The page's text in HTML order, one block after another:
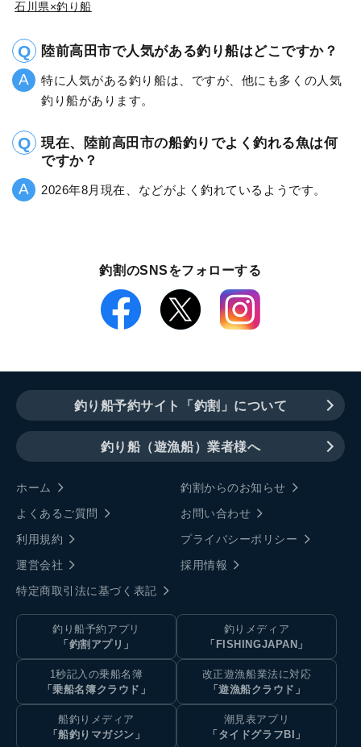
石川県×釣り船
陸前高田市で人気がある釣り船はどこですか？
特に人気がある釣り船は、ですが、他にも多くの人気
釣り船があります。
現在、陸前高田市の船釣りでよく釣れる魚は何
ですか？
2026年8月現在、などがよく釣れているようです。
釣割のSNSをフォローする
釣り船予約サイト「釣割」について
釣り船（遊漁船）業者様へ
ホーム
釣割からのお知らせ
よくあるご質問
お問い合わせ
利用規約
プライバシーポリシー
運営会社
採用情報
特定商取引法に基づく表記
釣り船予約アプリ
「釣割アプリ」
釣りメディア
「FISHINGJAPAN」
1秒記入の乗船名簿
「乗船名簿クラウド」
改正遊漁船業法に対応
「遊漁船クラウド」
船釣りメディア
「船釣りマガジン」
潮見表アプリ
「タイドグラフBI」